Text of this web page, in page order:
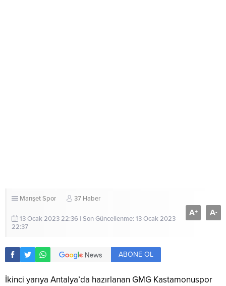
ManşetSpor 37 Haber
13 Ocak 2023 22:36 | Son Güncellenme: 13 Ocak 2023
22:37
A+ A-
ABONE OL
İkinci yarıya Antalya’da hazırlanan GMG Kastamonuspor